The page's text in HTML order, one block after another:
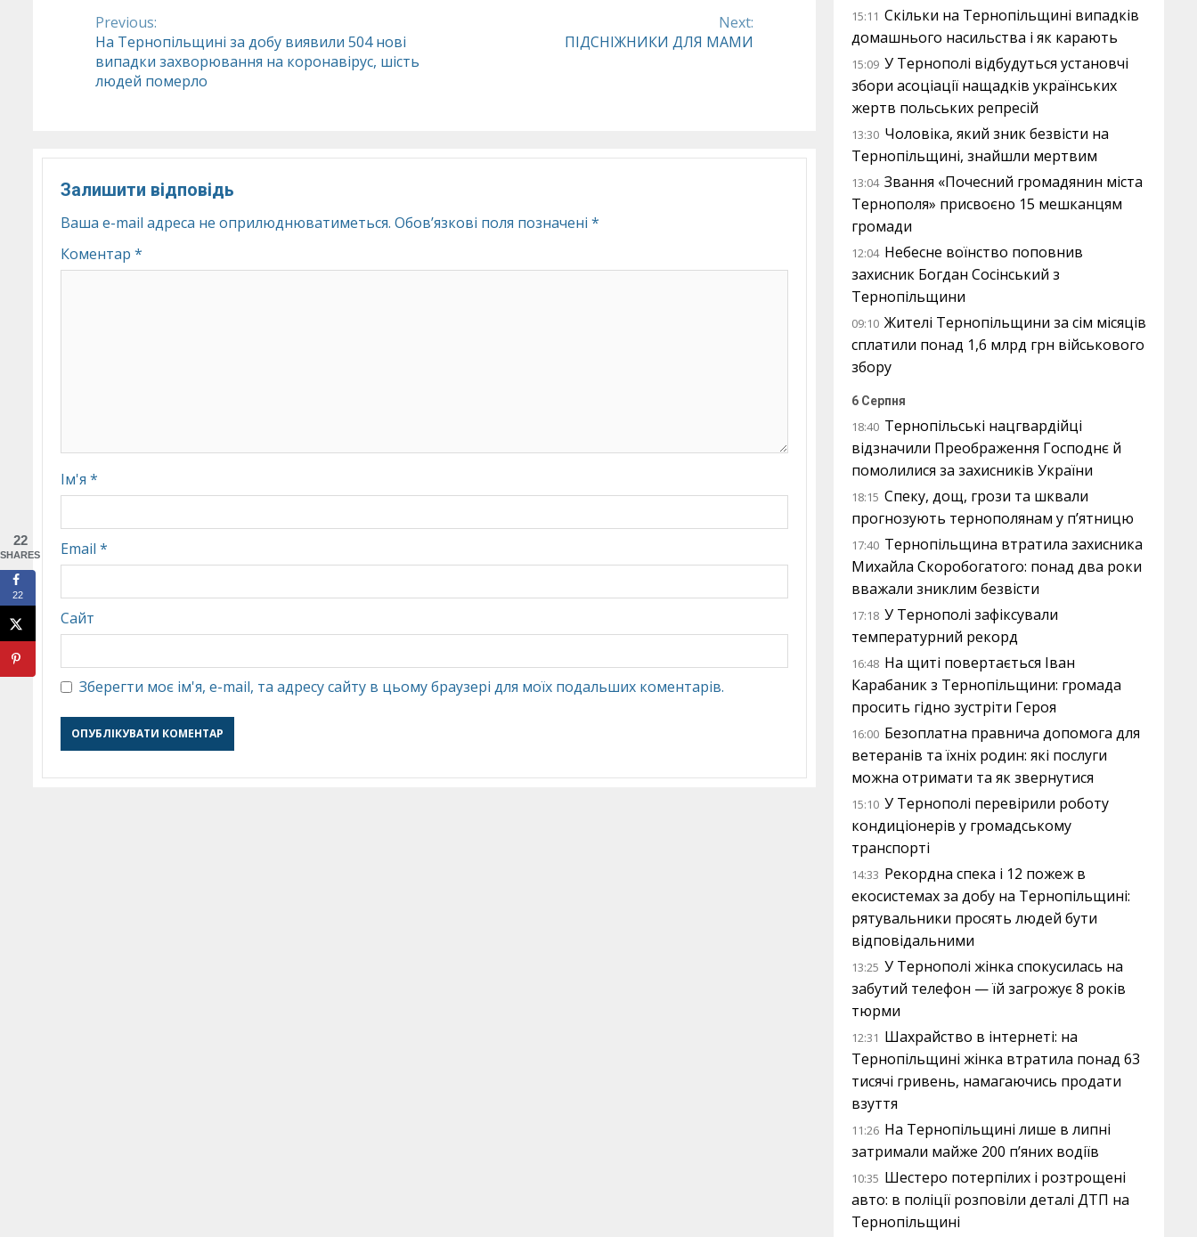
Continue
Reading
Previous:
На Тернопільщині за добу виявили 504 нові
випадки захворювання на коронавірус, шість
людей померло
Next:
ПІДСНІЖНИКИ ДЛЯ МАМИ
Залишити відповідь
Ваша e-mail адреса не оприлюднюватиметься. Обов’язкові поля позначені *
Коментар *
Ім'я *
Email *
Сайт
Зберегти моє ім'я, e-mail, та адресу сайту в цьому браузері для моїх подальших коментарів.
15:11 Скільки на Тернопільщині випадків
домашнього насильства і як карають
15:09 У Тернополі відбудуться установчі
збори асоціації нащадків українських
жертв польських репресій
13:30 Чоловіка, який зник безвісти на
Тернопільщині, знайшли мертвим
13:04 Звання «Почесний громадянин міста
Тернополя» присвоєно 15 мешканцям
громади
12:04 Небесне воїнство поповнив
захисник Богдан Сосінський з
Тернопільщини
09:10 Жителі Тернопільщини за сім місяців
сплатили понад 1,6 млрд грн військового
збору
6 Серпня
18:40 Тернопільські нацгвардійці
відзначили Преображення Господнє й
помолилися за захисників України
18:15 Спеку, дощ, грози та шквали
прогнозують тернополянам у п’ятницю
17:40 Тернопільщина втратила захисника
Михайла Скоробогатого: понад два роки
вважали зниклим безвісти
17:18 У Тернополі зафіксували
температурний рекорд
16:48 На щиті повертається Іван
Карабаник з Тернопільщини: громада
просить гідно зустріти Героя
16:00 Безоплатна правнича допомога для
ветеранів та їхніх родин: які послуги
можна отримати та як звернутися
15:10 У Тернополі перевірили роботу
кондиціонерів у громадському
транспорті
14:33 Рекордна спека і 12 пожеж в
екосистемах за добу на Тернопільщині:
рятувальники просять людей бути
відповідальними
13:25 У Тернополі жінка спокусилась на
забутий телефон — їй загрожує 8 років
тюрми
12:31 Шахрайство в інтернеті: на
Тернопільщині жінка втратила понад 63
тисячі гривень, намагаючись продати
взуття
11:26 На Тернопільщині лише в липні
затримали майже 200 п’яних водіїв
10:35 Шестеро потерпілих і розтрощені
авто: в поліції розповіли деталі ДТП на
Тернопільщині
22
SHARES
22